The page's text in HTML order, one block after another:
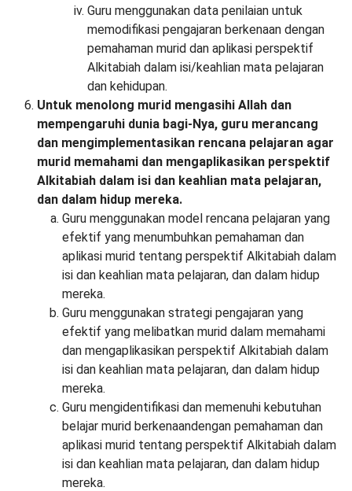
Guru menggunakan data penilaian untuk
memodifikasi pengajaran berkenaan dengan
pemahaman murid dan aplikasi perspektif
Alkitabiah dalam isi/keahlian mata pelajaran
dan kehidupan.
Untuk menolong murid mengasihi Allah dan
mempengaruhi dunia bagi-Nya, guru merancang
dan mengimplementasikan rencana pelajaran agar
murid memahami dan mengaplikasikan perspektif
Alkitabiah dalam isi dan keahlian mata pelajaran,
dan dalam hidup mereka.
Guru menggunakan model rencana pelajaran yang
efektif yang menumbuhkan pemahaman dan
aplikasi murid tentang perspektif Alkitabiah dalam
isi dan keahlian mata pelajaran, dan dalam hidup
mereka.
Guru menggunakan strategi pengajaran yang
efektif yang melibatkan murid dalam memahami
dan mengaplikasikan perspektif Alkitabiah dalam
isi dan keahlian mata pelajaran, dan dalam hidup
mereka.
Guru mengidentifikasi dan memenuhi kebutuhan
belajar murid berkenaandengan pemahaman dan
aplikasi murid tentang perspektif Alkitabiah dalam
isi dan keahlian mata pelajaran, dan dalam hidup
mereka.